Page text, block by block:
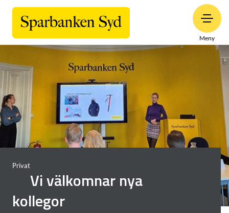
Meny
Privat
Vi välkomnar nya
kollegor